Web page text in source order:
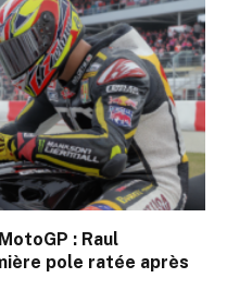
: Raul
pole ratée après